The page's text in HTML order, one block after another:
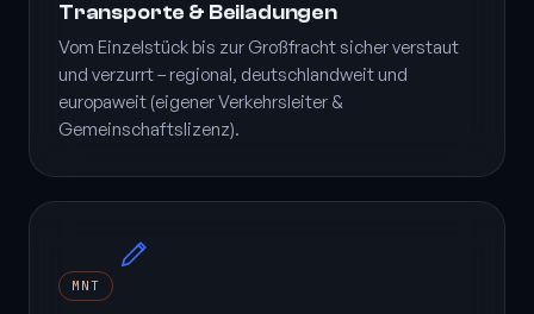
Transporte & Beiladungen
Vom Einzelstück bis zur Großfracht sicher verstaut
und verzurrt – regional, deutschlandweit und
europaweit (eigener Verkehrsleiter &
Gemeinschaftslizenz).
MNT